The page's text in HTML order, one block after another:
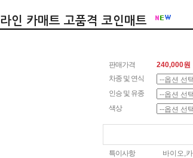
라인 카매트 고품격 코인매트
판매가격
240,000원
차종 및 연식
인승 및 유종
색상
특이사항 바이오,